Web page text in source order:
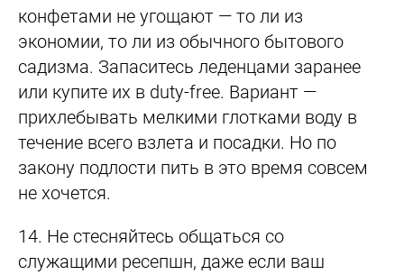
конфетами не угощают — то ли из
экономии, то ли из обычного бытового
садизма. Запаситесь леденцами заранее
или купите их в duty-free. Вариант —
прихлебывать мелкими глотками воду в
течение всего взлета и посадки. Но по
закону подлости пить в это время совсем
не хочется.
14. Не стесняйтесь общаться со
служащими ресепшн, даже если ваш